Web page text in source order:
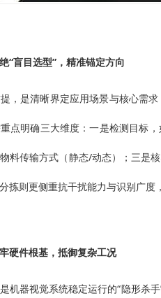
“盲目选型”，精准锚定方向
，是清晰界定应用场景与核心需
点明确三大维度：一是检测目标
物料传输方式（静态/动态）；三
拣则更侧重抗干扰能力与识别广
硬件根基，抵御复杂工况
机器视觉系统稳定运行的“隐形杀